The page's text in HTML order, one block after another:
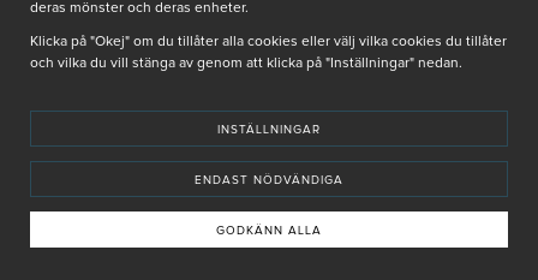
2024-09-23 12:18
deras mönster och deras enheter.
Klicka på "Okej" om du tillåter alla cookies eller välj vilka cookies du tillåter
och vilka du vill stänga av genom att klicka på "Inställningar" nedan.
INSTÄLLNINGAR
ENDAST NÖDVÄNDIGA
GODKÄNN ALLA